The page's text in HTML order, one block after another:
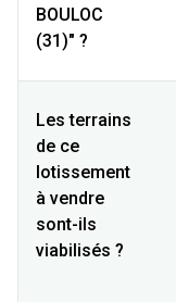
BOULOC
(31)" ?
Les terrains
de ce
lotissement
à vendre
sont-ils
viabilisés ?